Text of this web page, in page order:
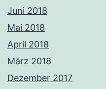
Juni 2018
Mai 2018
April 2018
März 2018
Dezember 2017